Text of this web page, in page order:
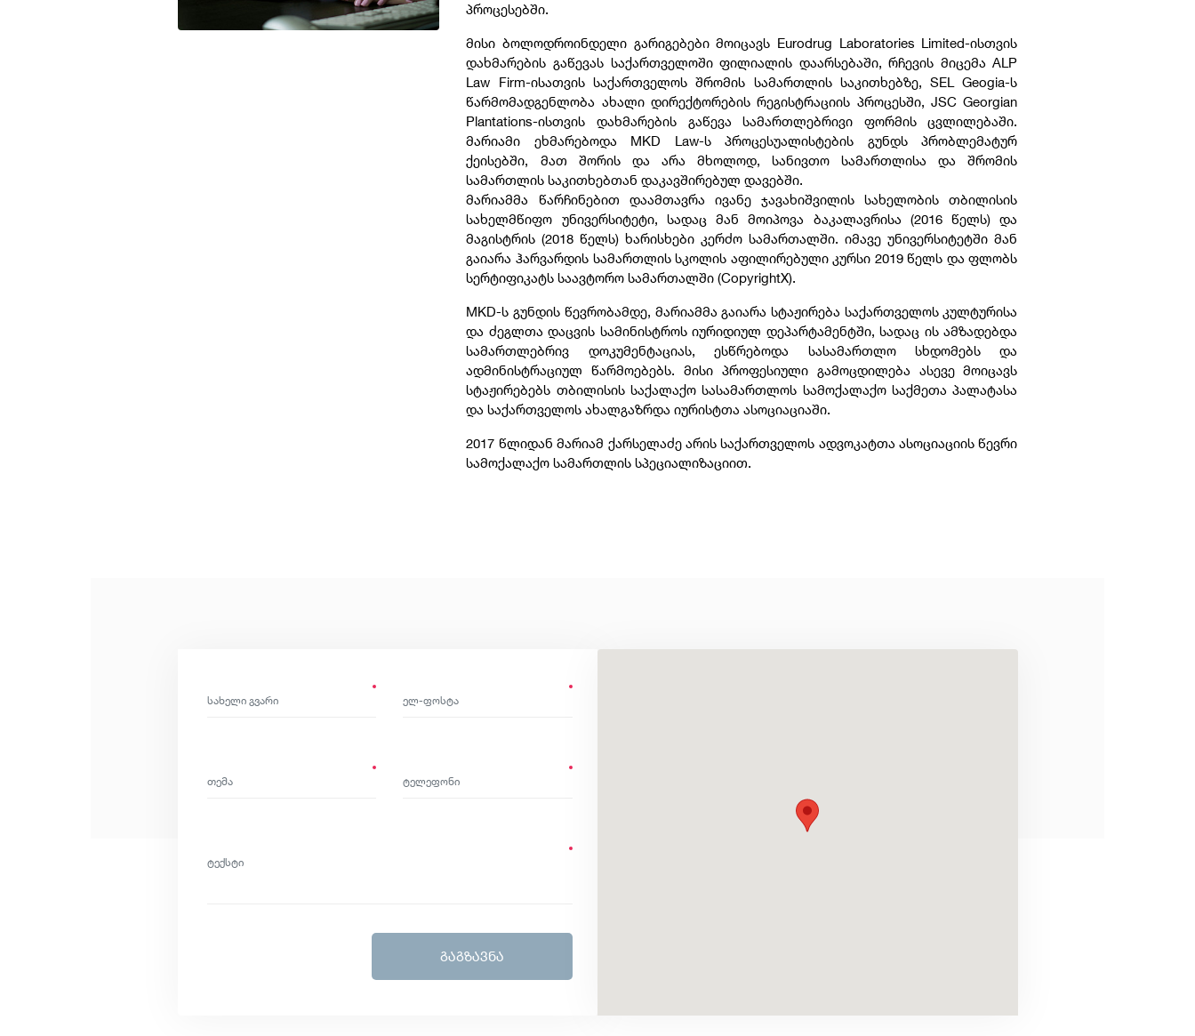
პროცესებში.
მისი ბოლოდროინდელი გარიგებები მოიცავს Eurodrug Laboratories Limited-ისთვის
დახმარების გაწევას საქართველოში ფილიალის დაარსებაში, რჩევის მიცემა ALP
Law Firm-ისათვის საქართველოს შრომის სამართლის საკითხებზე, SEL Geogia-ს
წარმომადგენლობა ახალი დირექტორების რეგისტრაციის პროცესში, JSC Georgian
Plantations-ისთვის დახმარების გაწევა სამართლებრივი ფორმის ცვლილებაში.
მარიამი ეხმარებოდა MKD Law-ს პროცესუალისტების გუნდს პრობლემატურ
ქეისებში, მათ შორის და არა მხოლოდ, სანივთო სამართლისა და შრომის
სამართლის საკითხებთან დაკავშირებულ დავებში.
მარიამმა წარჩინებით დაამთავრა ივანე ჯავახიშვილის სახელობის თბილისის
სახელმწიფო უნივერსიტეტი, სადაც მან მოიპოვა ბაკალავრისა (2016 წელს) და
მაგისტრის (2018 წელს) ხარისხები კერძო სამართალში. იმავე უნივერსიტეტში მან
გაიარა ჰარვარდის სამართლის სკოლის აფილირებული კურსი 2019 წელს და ფლობს
სერტიფიკატს საავტორო სამართალში (CopyrightX).
MKD-ს გუნდის წევრობამდე, მარიამმა გაიარა სტაჟირება საქართველოს კულტურისა
და ძეგლთა დაცვის სამინისტროს იურიდიულ დეპარტამენტში, სადაც ის ამზადებდა
სამართლებრივ დოკუმენტაციას, ესწრებოდა სასამართლო სხდომებს და
ადმინისტრაციულ წარმოებებს. მისი პროფესიული გამოცდილება ასევე მოიცავს
სტაჟირებებს თბილისის საქალაქო სასამართლოს სამოქალაქო საქმეთა პალატასა
და საქართველოს ახალგაზრდა იურისტთა ასოციაციაში.
2017 წლიდან მარიამ ქარსელაძე არის საქართველოს ადვოკატთა ასოციაციის წევრი
სამოქალაქო სამართლის სპეციალიზაციით.
ᲒᲐᲒᲖᲐᲕᲜᲐ